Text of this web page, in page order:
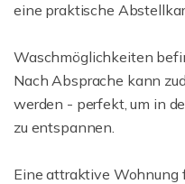
eine praktische
Waschmöglichkeiten
Nach Absprache kann
werden - perfekt, um in
zu entspannen.
Eine attraktive Wohnung